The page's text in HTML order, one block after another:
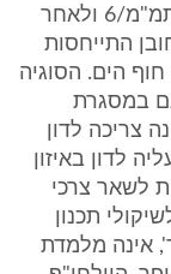
שלישית, הדיון נערך לאחר אישורה של תמ"מ/6 ולאחר
כללו בחובן התייחסות
הים. הסוגיה
במסגרת
צריכה לדון
לדון באיזון
לשאר צרכי
תכנון
אינה מלמדת